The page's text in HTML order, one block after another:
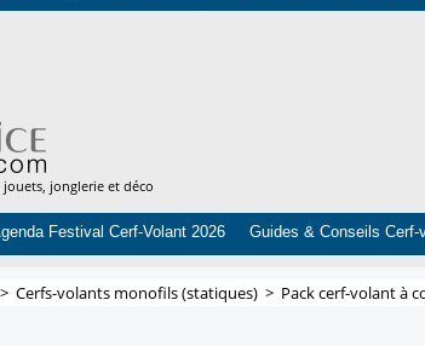
jonglerie et déco
Festival Cerf-Volant 2026 Guides & Conseils Cerf-
> Cerfs-volants monofils (statiques) > Pack cerf-volant à